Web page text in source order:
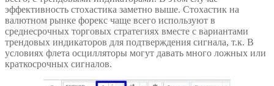
эффективность стохастика заметно выше. Стохастик на
валютном рынке форекс чаще всего используют в
среднесрочных торговых стратегиях вместе с вариантами
трендовых индикаторов для подтверждения сигнала, т.к. В
условиях флета осцилляторы могут давать много ложных или
краткосрочных сигналов.